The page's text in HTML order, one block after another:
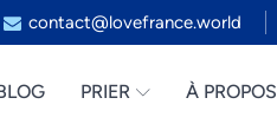
contact@lovefrance.world
PRIER À PROPOS